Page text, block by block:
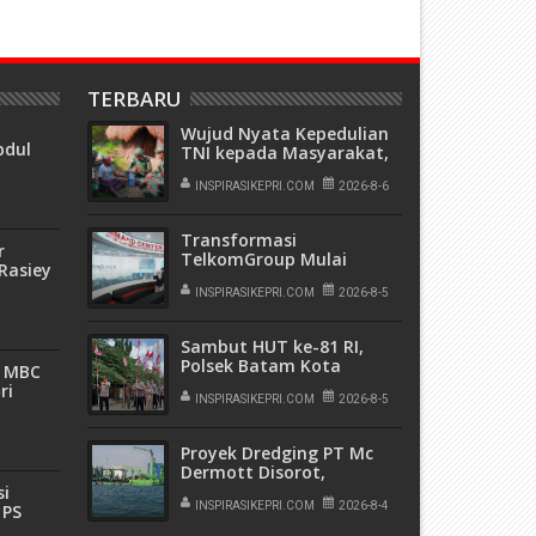
di
TERBARU
Wujud Nyata Kepedulian
TNI kepada Masyarakat,
Satgas Yonif 136/Tuah
Sakti Gelar Pengobatan
Kalome
INSPIRASIKEPRI.COM 2026-8-6
Transformasi
TelkomGroup Mulai
Tunjukkan Hasil,
InfraNexia Catat Kinerja
Infrastruktur Digital
Nasional
INSPIRASIKEPRI.COM 2026-8-5
Sambut HUT ke-81 RI,
Polsek Batam Kota
Bagikan 150 Bendera
Merah Putih di Ruli
INSPIRASIKEPRI.COM 2026-8-5
Proyek Dredging PT Mc
Dermott Disorot,
Ancaman Serius
Pencemaran Laut di
INSPIRASIKEPRI.COM 2026-8-4